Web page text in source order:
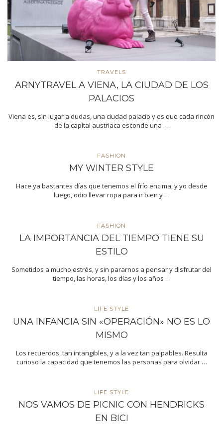
TRAVELS
ARNYTRAVEL A VIENA, LA CIUDAD DE LOS
PALACIOS
Viena es, sin lugar a dudas, una ciudad palacio y es que cada rincón
de la capital austriaca esconde una …
FASHION
MY WINTER STYLE
Hace ya bastantes días que tenemos el frío encima, y yo desde
luego, odio llevar ropa para ir bien y …
FASHION
LA IMPORTANCIA DEL TIEMPO TIENE SU
ESTILO
Sometidos a mucho estrés, y sin pararnos a pensar y disfrutar del
tiempo, las horas, los días y los años …
LIFE STYLE
UNA INFANCIA SIN «OPERACIÓN» NO ES LO
MISMO
Los recuerdos, tan intangibles, y a la vez tan palpables. Resulta
curioso la capacidad que tenemos las personas para olvidar …
LIFE STYLE
NOS VAMOS DE PICNIC CON HENDRICKS
EN BICI